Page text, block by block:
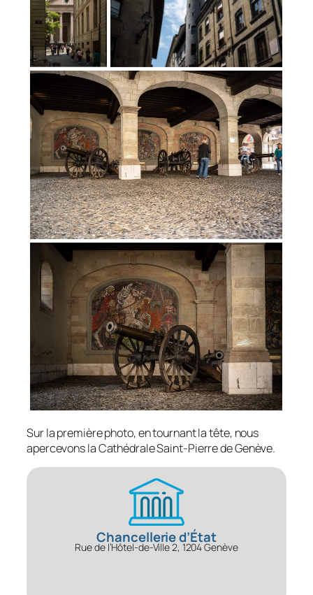
Sur la première photo, en tournant la tête, nous
apercevons la Cathédrale Saint-Pierre de Genève.
Chancellerie d’État
Rue de l’Hôtel-de-Ville 2, 1204 Genève